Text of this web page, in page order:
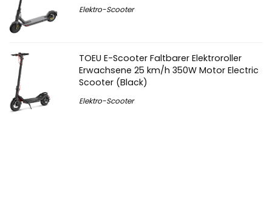
Elektro-Scooter
TOEU E-Scooter Faltbarer Elektroroller
Erwachsene 25 km/h 350W Motor Electric
Scooter (Black)
Elektro-Scooter